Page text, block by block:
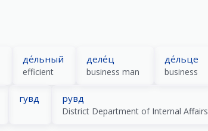
де́льный
efficient
деле́ц
business man
де́льце
business
гувд рувд
District Department of Internal Affairs